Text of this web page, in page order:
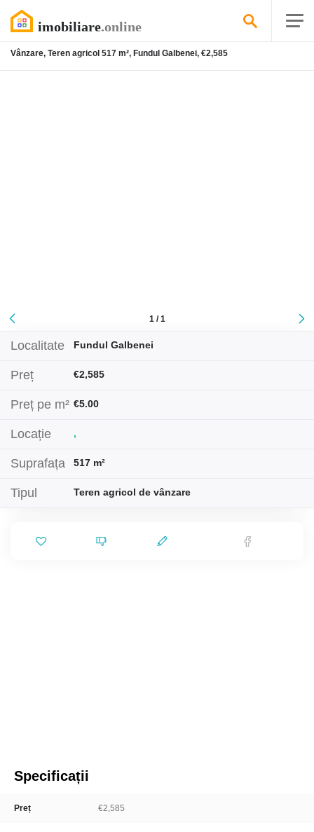
Vânzare, Teren agricol 517 m², Fundul Galbenei, €2,585
1 / 1
Localitate Fundul Galbenei
Preț €2,585
Preț pe m² €5.00
Locație ,
Suprafața 517 m²
Tipul Teren agricol de vânzare
Specificații
Preț €2,585